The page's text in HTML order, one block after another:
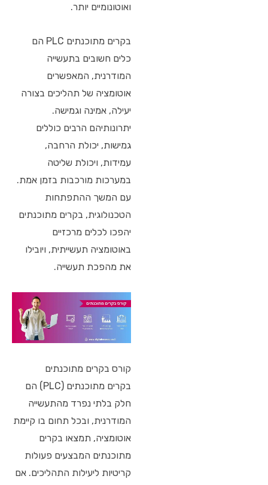
ואוטונומיים יותר.
בקרים מתוכנתים PLC הם
כלים חשובים בתעשייה
המודרנית, המאפשרים
אוטומציה של תהליכים בצורה
יעילה, אמינה וגמישה.
יתרונותיהם הרבים כוללים
גמישות, יכולת הרחבה,
עמידות, ויכולת שליטה
במערכות מורכבות בזמן אמת.
עם המשך ההתפתחות
הטכנולוגית, בקרים מתוכנתים
יהפכו לכלים מרכזיים
באוטומציה תעשייתית, ויובילו
את מהפכת תעשייה.
קורס בקרים מתוכנתים
בקרים מתוכנתים (PLC) הם
חלק בלתי נפרד מהתעשייה
המודרנית, ובכל תחום בו קיימת
אוטומציה, תמצאו בקרים
מתוכנתים המבצעים פעולות
קריטיות ליעילות התהליכים. אם